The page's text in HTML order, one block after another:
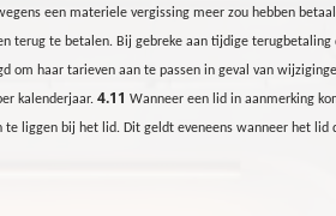
een materiele vergissing meer zou hebben
terug te betalen. Bij gebreke aan tijdige
om haar tarieven aan te passen in geval van
kalenderjaar. 4.11 Wanneer een lid in aanmerking
liggen bij het lid. Dit geldt eveneens wanneer het lid